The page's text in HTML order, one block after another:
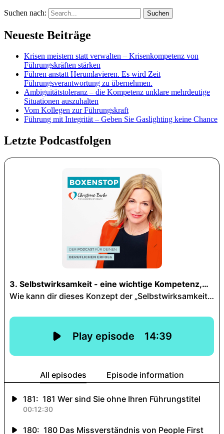
Suchen nach:
Neueste Beiträge
Krisen meistern statt verwalten – Krisenkompetenz von
Führungskräften stärken
Führen anstatt Herumlavieren. Es wird Zeit
Führungsverantwortung zu übernehmen.
Ambiguitätstoleranz – die Kompetenz unklare mehrdeutige
Situationen auszuhalten
Vom Kollegen zur Führungskraft
Führung mit Integrität – Geben Sie Gaslighting keine Chance
Letzte Podcastfolgen